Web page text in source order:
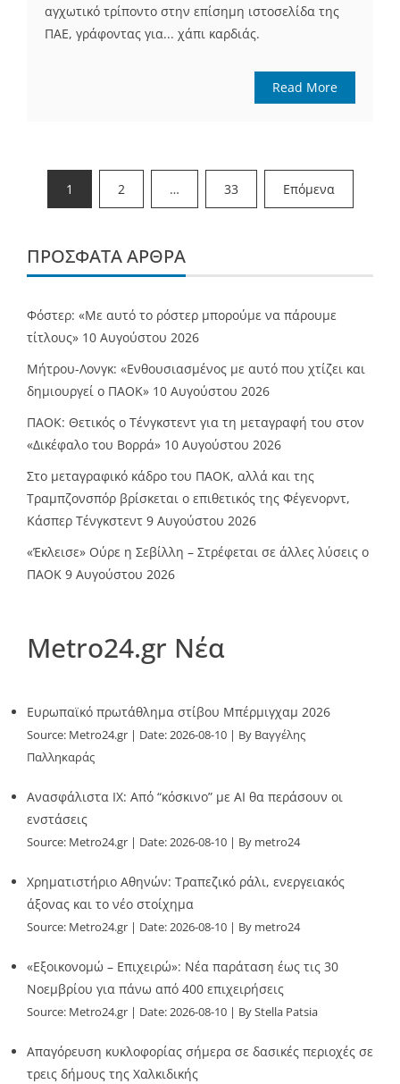
αγχωτικό τρίποντο στην επίσημη ιστοσελίδα της
ΠΑΕ, γράφοντας για... χάπι καρδιάς.
Read More
Σελιδοποίηση
άρθρων
1 2 … 33 Επόμενα
ΠΡΌΣΦΑΤΑ ΆΡΘΡΑ
Φόστερ: «Με αυτό το ρόστερ μπορούμε να πάρουμε
τίτλους» 10 Αυγούστου 2026
Μήτρου-Λονγκ: «Ενθουσιασμένος με αυτό που χτίζει και
δημιουργεί ο ΠΑΟΚ» 10 Αυγούστου 2026
ΠΑΟΚ: Θετικός ο Τένγκστεντ για τη μεταγραφή του στον
«Δικέφαλο του Βορρά» 10 Αυγούστου 2026
Στο μεταγραφικό κάδρο του ΠΑΟΚ, αλλά και της
Τραμπζονσπόρ βρίσκεται ο επιθετικός της Φέγενορντ,
Κάσπερ Τένγκστεντ 9 Αυγούστου 2026
«Έκλεισε» Ούρε η Σεβίλλη – Στρέφεται σε άλλες λύσεις ο
ΠΑΟΚ 9 Αυγούστου 2026
Metro24.gr Νέα
Ευρωπαϊκό πρωτάθλημα στίβου Μπέρμιγχαμ 2026
Source: Metro24.gr Date: 2026-08-10
By Βαγγέλης
Παλληκαράς
Ανασφάλιστα ΙΧ: Από “κόσκινο” με AI θα περάσουν οι
ενστάσεις
Source: Metro24.gr Date: 2026-08-10 By metro24
Χρηματιστήριο Αθηνών: Τραπεζικό ράλι, ενεργειακός
άξονας και το νέο στοίχημα
Source: Metro24.gr Date: 2026-08-10 By metro24
«Εξοικονομώ – Επιχειρώ»: Νέα παράταση έως τις 30
Νοεμβρίου για πάνω από 400 επιχειρήσεις
Source: Metro24.gr Date: 2026-08-10 By Stella Patsia
Απαγόρευση κυκλοφορίας σήμερα σε δασικές περιοχές σε
τρεις δήμους της Χαλκιδικής